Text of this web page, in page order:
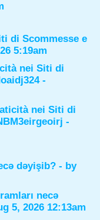
di Scommesse e
5:19am
nei Siti di
-
nei Siti di
-
dəyişib? - by
necə
5, 2026 12:13am